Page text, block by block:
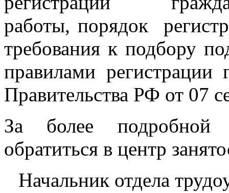
работы, порядок
требования к подбору
правилами
Правительства РФ от 07
За более подробной
обратиться в центр
Начальник отдела